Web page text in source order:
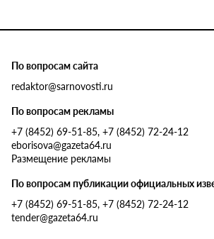
По вопросам сайта
redaktor@sarnovosti.ru
По вопросам рекламы
+7 (8452) 69-51-85, +7 (8452) 72-24-12
eborisova@gazeta64.ru
Размещение рекламы
По вопросам публикации официальных
+7 (8452) 69-51-85, +7 (8452) 72-24-12
tender@gazeta64.ru